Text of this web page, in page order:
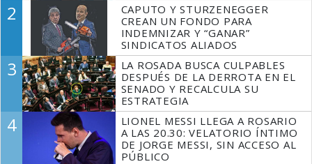
2
CAPUTO Y STURZENEGGER
CREAN UN FONDO PARA
INDEMNIZAR Y “GANAR”
SINDICATOS ALIADOS
3
LA ROSADA BUSCA CULPABLES
DESPUÉS DE LA DERROTA EN EL
SENADO Y RECALCULA SU
ESTRATEGIA
4
LIONEL MESSI LLEGA A ROSARIO
A LAS 20.30: VELATORIO ÍNTIMO
DE JORGE MESSI, SIN ACCESO AL
PÚBLICO